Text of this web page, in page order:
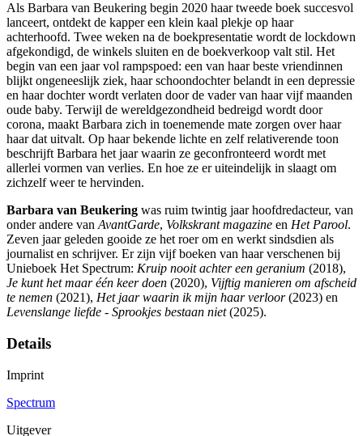
Als Barbara van Beukering begin 2020 haar tweede boek succesvol
lanceert, ontdekt de kapper een klein kaal plekje op haar
achterhoofd. Twee weken na de boekpresentatie wordt de lockdown
afgekondigd, de winkels sluiten en de boekverkoop valt stil. Het
begin van een jaar vol rampspoed: een van haar beste vriendinnen
blijkt ongeneeslijk ziek, haar schoondochter belandt in een depressie
en haar dochter wordt verlaten door de vader van haar vijf maanden
oude baby. Terwijl de wereldgezondheid bedreigd wordt door
corona, maakt Barbara zich in toenemende mate zorgen over haar
haar dat uitvalt. Op haar bekende lichte en zelf relativerende toon
beschrijft Barbara het jaar waarin ze geconfronteerd wordt met
allerlei vormen van verlies. En hoe ze er uiteindelijk in slaagt om
zichzelf weer te hervinden.
Barbara van Beukering was ruim twintig jaar hoofdredacteur, van
onder andere vanAvantGarde, Volkskrant magazine en Het Parool.
Zeven jaar geleden gooide ze het roer om en werkt sindsdien als
journalist en schrijver. Er zijn vijf boeken van haar verschenen bij
Unieboek Het Spectrum: Kruip nooit achter een geranium (2018),
Je kunt het maar één keer doen (2020), Vijftig manieren om afscheid
te nemen (2021), Het jaar waarin ik mijn haar verloor(2023) en
Levenslange liefde - Sprookjes bestaan niet(2025).
Details
Imprint
Spectrum
Uitgever